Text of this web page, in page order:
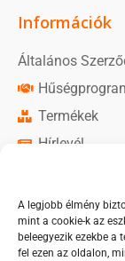
A legjobb élmény
mint a cookie-k az
beleegyezik ezekbe
fel ezen az oldalon,
Információk
Általános
Termékek
Hírlevél
Közösségi
Monorim